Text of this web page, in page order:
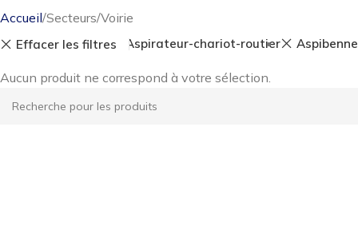
Accueil Secteurs Voirie
Effacer les filtres Aspirateur-chariot-routier Aspibenne
Aucun produit ne correspond à votre sélection.